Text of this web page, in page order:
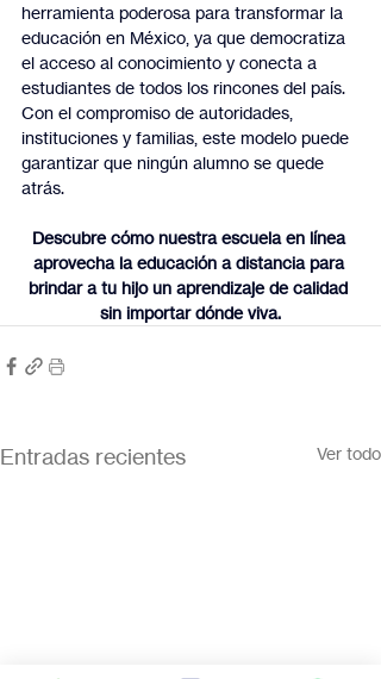
herramienta poderosa para transformar la
educación en México, ya que democratiza
el acceso al conocimiento y conecta a
estudiantes de todos los rincones del país.
Con el compromiso de autoridades,
instituciones y familias, este modelo puede
garantizar que ningún alumno se quede
atrás.
Descubre cómo nuestra escuela en línea
aprovecha la educación a distancia para
brindar a tu hijo un aprendizaje de calidad
sin importar dónde viva.
Entradas recientes Ver todo